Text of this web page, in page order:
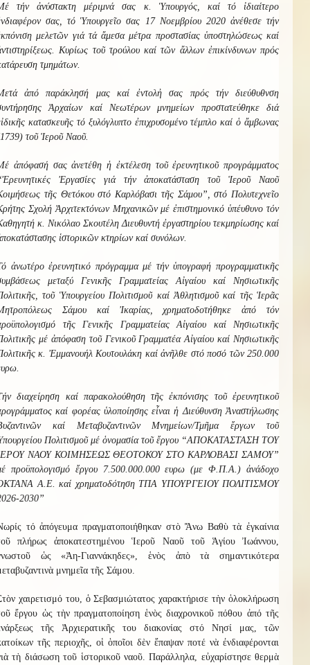
τήν ἀνύστακτη μέριμνά σας κ. Ὑπουργός, καί τό ἰδιαίτερο
σας, τό Ὑπουργεῖο σας 17 Νοεμβρίου 2020 ἀνέθεσε τήν
μελετῶν γιά τά ἄμεσα μέτρα προστασίας ὑποστηλώσεως καί
Κυρίως τοῦ τρούλου καί τῶν ἄλλων ἐπικίνδυνων πρός
τμημάτων.
ἀπό παράκλησή μας καί ἐντολἠ σας πρός τήν διεύθυθνση
Ἀρχαίων καί Νεωτέρων μνημείων προστατεύθηκε διά
κατασκευῆς τό ξυλόγλυπτο ἐπιχρυσομένο τέμπλο καί ὁ ἄμβωνας
τοῦ Ἱεροῦ Ναοῦ.
ἀπόφασή σας ἀνετέθη ἡ ἐκτέλεση τοῦ ἐρευνητικοῦ προγράμματος
Ἐργασίες γιά τήν ἀποκατάσταση τοῦ Ἱεροῦ Ναοῦ
τῆς Θετόκου στό Καρλόβασι τῆς Σάμου”, στό Πολυτεχνεῖο
Σχολή Ἀρχιτεκτόνων Μηχανικῶν μέ ἐπιστημονικό ὑπέυθυνο τόν
κ. Νικόλαο Σκουτέλη Διευθυντή ἐργαστηρίου τεκμηρίωσης καί
ἱστορικῶν κτηρίων καί συνόλων.
ἀνωτέρο ἐρευνητικό πρόγραμμα μέ τήν ὑπογραφή προγραμματικῆς
μεταξύ Γενικῆς Γραμματείας Αἰγαίου καί Νησιωτικῆς
τοῦ Ὑπουργείου Πολιτισμοῦ καί Ἀθλητισμοῦ καί τῆς Ἱερᾶς
Σάμου καί Ἰκαρίας, χρηματοδοτήθηκε ἀπό τόν
τῆς Γενικῆς Γραμματείας Αἰγαίου καί Νησιωτικῆς
μέ ἀπόφαση τοῦ Γενικοῦ Γραμματέα Αἰγαίου καί Νησιωτικῆς
κ. Ἐμμανουήλ Κουτουλάκη καί ἀνῆλθε στό ποσό τῶν 250.000
διαχείρηση καί παρακολούθηση τῆς ἐκπόνισης τοῦ ἐρευνητικοῦ
καί φορέας ὑλοποίησης εἶναι ἡ Διεύθυνση Ἀναστήλωσης
καί Μεταβυζαντινῶν Μνημείων/Τμῆμα ἔργων τοῦ
Πολιτισμοῦ μέ ὁνομασία τοῦ ἔργου “ΑΠΟΚΑΤΑΣΤΑΣΗ ΤΟΥ
ΝΑΟΥ ΚΟΙΜΗΣΕΩΣ ΘΕΟΤΟΚΟΥ ΣΤΟ ΚΑΡΛΟΒΑΣΙ ΣΑΜΟΥ”
προϋπολογισμό ἔργου 7.500.000.000 ευρω (με Φ.Π.Α.) ἀνάδοχο
Α.Ε. καί χρηματοδότηση ΤΠΑ ΥΠΟΥΡΓΕΙΟΥ ΠΟΛΙΤΙΣΜΟΥ
2030”
τό ἀπόγευμα πραγματοποιήθηκαν στὸ Ἄνω Βαθὺ τὰ ἐγκαίνια
πλήρως ἀποκατεστημένου Ἱεροῦ Ναοῦ τοῦἉγίου Ἰωάννου
ὡς «Ἀη-Γιαννάκηδες», ἑνὸς ἀπὸ τὰ σημαντικότερα
μνημεῖα τῆς Σάμου.
χαιρετισμό του, ὁ Σεβασμιώτατος χαρακτήρισε τὴν ὁλοκλήρωση
ἔργου ὡς τὴν πραγματοποίηση ἑνὸς διαχρονικοῦ πόθου ἀπό τῆς
τῆς Ἀρχιερατικῆς του διακονίας στό Νησί μας, τῶν
τῆς περιοχῆς, οἱ ὁποῖοι δὲν ἔπαψαν ποτέ νὰ ἐνδιαφέρονται
τὴ διάσωση τοῦ ἱστορικοῦ ναοῦ. Παράλληλα, εὐχαρίστησε θερμὰ